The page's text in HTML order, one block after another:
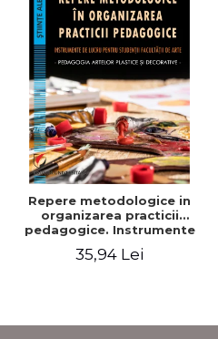
Repere metodologice in
organizarea practicii
pedagogice. Instrumente
facultatii de arte.
35,94 Lei